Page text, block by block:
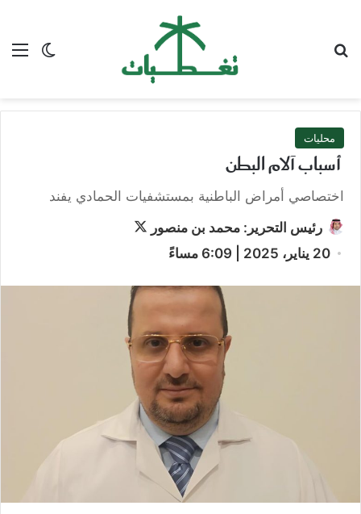
الوضع
محليات
أسباب آلام البطن
اختصاصي أمراض الباطنية بمستشفيات الحمادي يفند
رئيس التحرير: محمد بن منصور
20 يناير، 2025 | 6:09 مساءً